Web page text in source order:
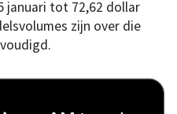
januari tot 72,62 dollar
zijn over die